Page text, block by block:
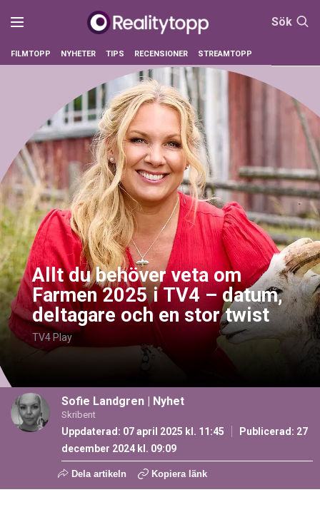
Sök
FILMTOPP NYHETER TIPS RECENSIONER STREAMTOPP
Allt du behöver veta om
Farmen 2025 i TV4 – datum,
deltagare och en stor twist
TV4 Play
Sofie Landgren | Nyhet
Skribent
Uppdaterad: 07 april 2025 kl. 11:45 Publicerad: 27
december 2024 kl. 09:09
Dela artikeln Kopiera länk